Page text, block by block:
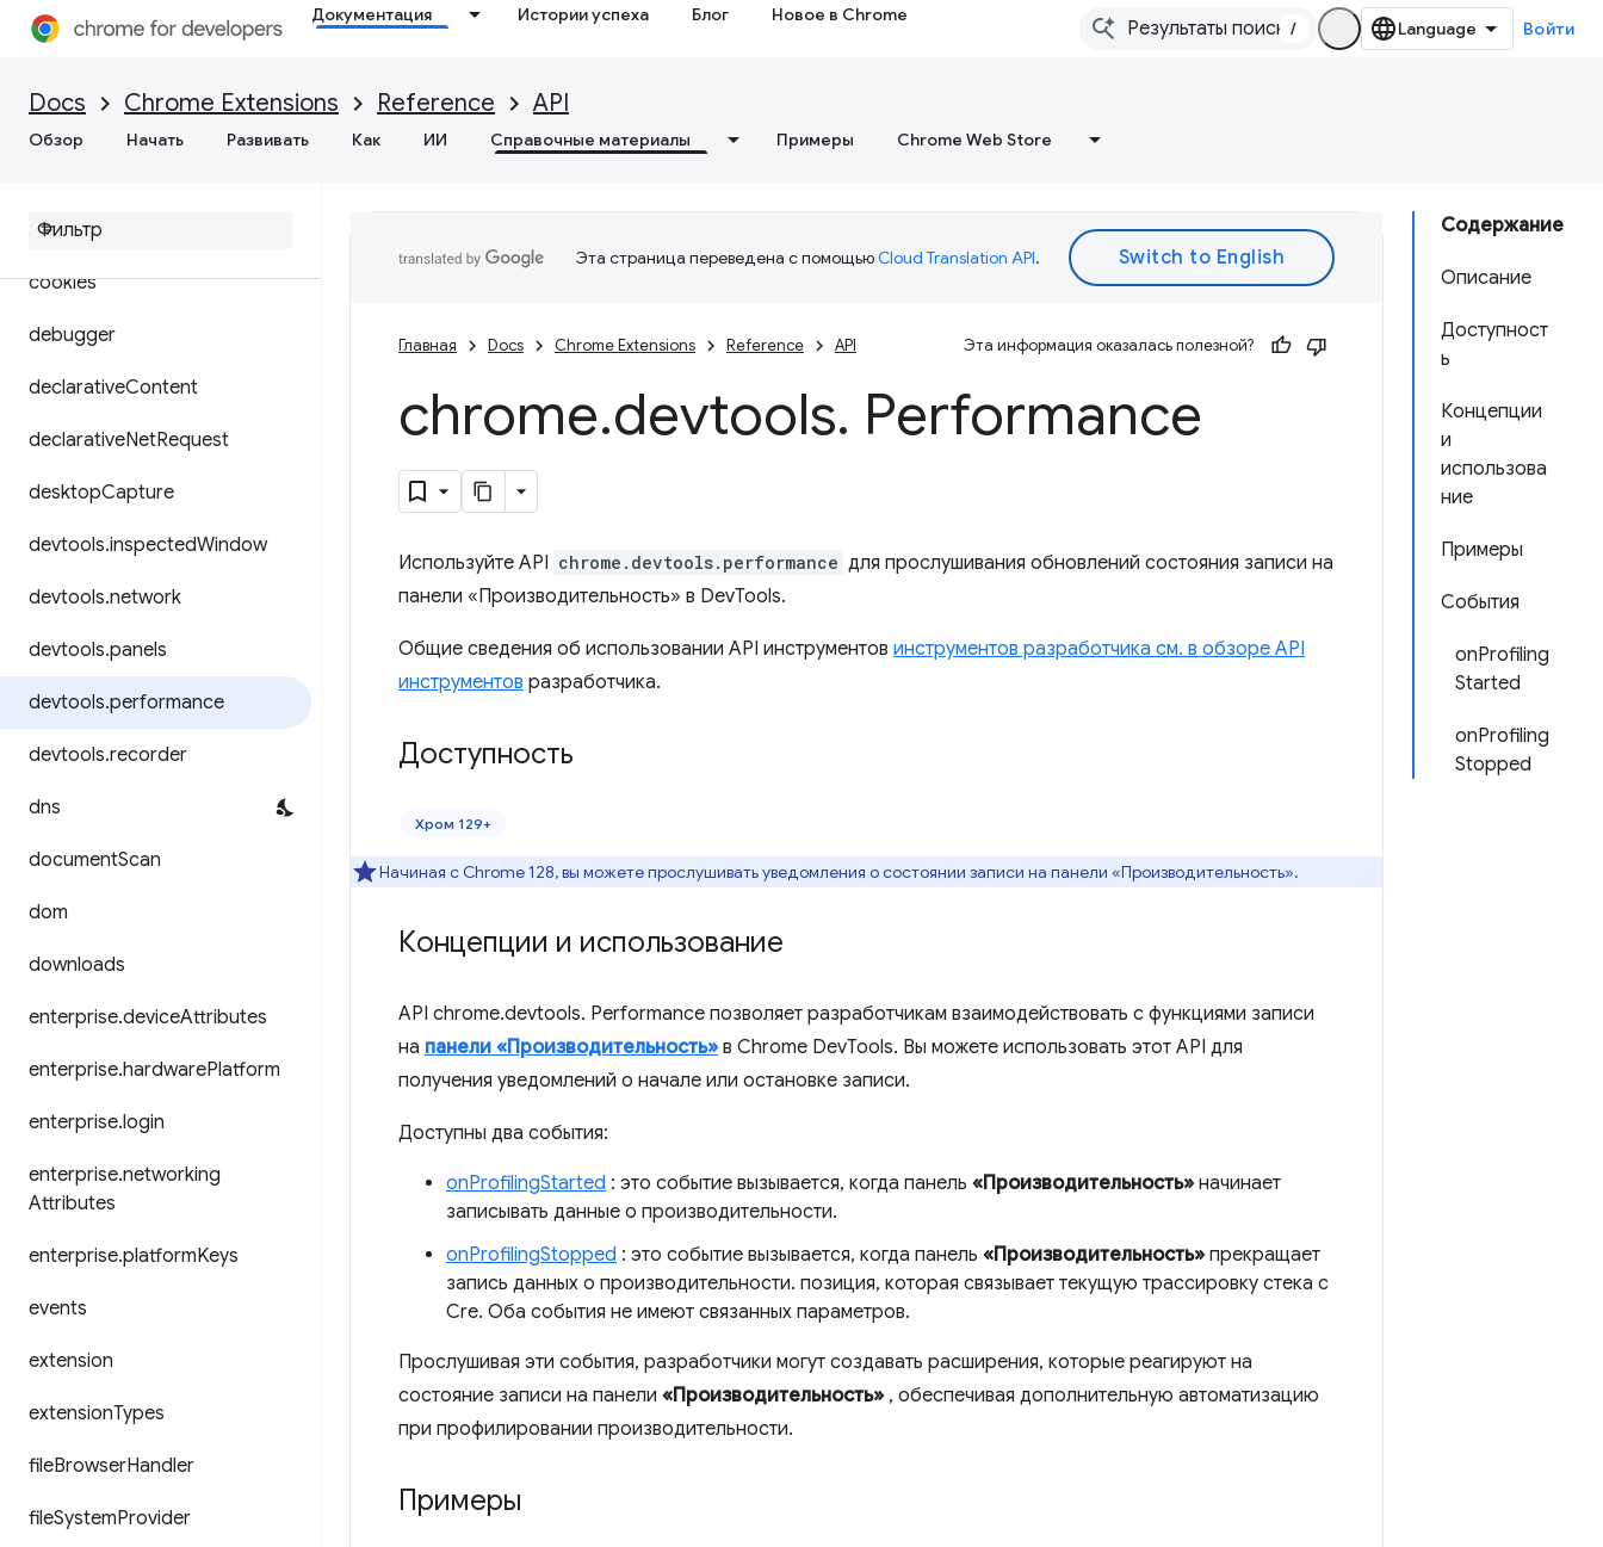
Документация Истории успеха Блог Новое в Chrome
/ Войти
Docs Chrome Extensions Reference API
Обзор Начать Развивать Как ИИ Справочные материалы Примеры Chrome Web Store
browsingData
contextMenus
cookies
debugger
declarativeContent
declarativeNetRequest
desktopCapture
devtools.inspectedWindow
devtools.network
devtools.panels
devtools.performance
devtools.recorder
dns
documentScan
dom
downloads
enterprise.deviceAttributes
enterprise.hardwarePlatform
enterprise.login
enterprise.networking
Attributes
enterprise.platformKeys
events
extension
extensionTypes
fileBrowserHandler
fileSystemProvider
Содержание
Описание
Доступност
ь
Концепции
и
использова
ние
Примеры
События
onProfiling
Started
onProfiling
Stopped
Эта страница переведена с помощьюCloud Translation API.
Главная Docs Chrome Extensions Reference API Эта информация оказалась полезной?
chrome.devtools. Performance
Используйте API chrome.devtools.performance для прослушивания обновлений состояния записи на
панели «Производительность» в DevTools.
Общие сведения об использовании API инструментов инструментов разработчика см. в обзоре API
инструментов разработчика.
Доступность
Хром 129+
Начиная с Chrome 128, вы можете прослушивать уведомления о состоянии записи на панели «Производительность».
Концепции и использование
API chrome.devtools. Performance позволяет разработчикам взаимодействовать с функциями записи
на панели «Производительность» в Chrome DevTools. Вы можете использовать этот API для
получения уведомлений о начале или остановке записи.
Доступны два события:
onProfilingStarted : это событие вызывается, когда панель «Производительность» начинает
записывать данные о производительности.
onProfilingStopped : это событие вызывается, когда панель «Производительность» прекращает
запись данных о производительности. позиция, которая связывает текущую трассировку стека с
Cre. Оба события не имеют связанных параметров.
Прослушивая эти события, разработчики могут создавать расширения, которые реагируют на
состояние записи на панели «Производительность» , обеспечивая дополнительную автоматизацию
при профилировании производительности.
Примеры